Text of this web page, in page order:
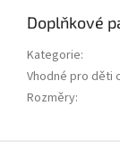
Doplňkové
Kategorie:
Vhodné pro děti
Rozměry: